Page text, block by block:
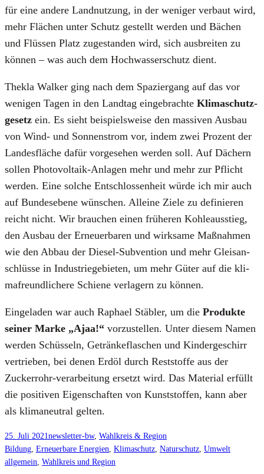
für eine ande­re Land­nut­zung, in der weni­ger ver­baut wird,
mehr Flä­chen unter Schutz gestellt wer­den und Bächen
und Flüs­sen Platz zuge­stan­den wird, sich aus­brei­ten zu
kön­nen – was auch dem Hoch­was­ser­schutz dient.
Thek­la Wal­ker ging nach dem Spa­zier­gang auf das vor
weni­gen Tagen in den Land­tag ein­ge­brach­te Kli­ma­schutz­
ge­setz ein. Es sieht bei­spiels­wei­se den mas­si­ven Aus­bau
von Wind- und Son­nen­strom vor, indem zwei Pro­zent der
Lan­des­flä­che dafür vor­ge­se­hen wer­den soll. Auf Dächern
sol­len Pho­to­vol­ta­ik-Anla­gen mehr und mehr zur Pflicht
wer­den. Eine sol­che Ent­schlos­sen­heit wür­de ich mir auch
auf Bun­des­ebe­ne wün­schen. Allei­ne Zie­le zu defi­nie­ren
reicht nicht. Wir brau­chen einen frü­he­ren Koh­le­aus­stieg,
den Aus­bau der Erneu­er­ba­ren und wirk­sa­me Maß­nah­men
wie den Abbau der Die­sel-Sub­ven­ti­on und mehr Gleis­an­
schlüs­se in Indus­trie­ge­bie­ten, um mehr Güter auf die kli­
ma­freund­li­che­re Schie­ne ver­la­gern zu kön­nen.
Ein­ge­la­den war auch Rapha­el Stäb­ler, um die Pro­duk­te
sei­ner Mar­ke „Ajaa!“ vor­zu­stel­len. Unter die­sem Namen
wer­den Schüs­seln, Geträn­ke­fla­schen und Kin­der­ge­schirr
ver­trie­ben, bei denen Erd­öl durch Rest­stof­fe aus der
Zucker­rohr-ver­ar­bei­tung ersetzt wird. Das Mate­ri­al erfüllt
die posi­ti­ven Eigen­schaf­ten von Kunst­stof­fen, kann aber
als kli­ma­neu­tral gel­ten.
25. Juli 2021newsletter-bw, Wahlkreis & Region
Bildung Erneuerbare Energien Klimaschutz Naturschutz Umwelt
allgemein Wahlkreis und Region